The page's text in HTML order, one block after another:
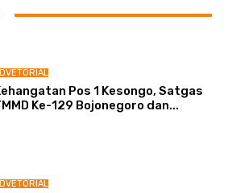
Pos 1 Kesongo, Satgas
Ke-129 Bojonegoro dan...